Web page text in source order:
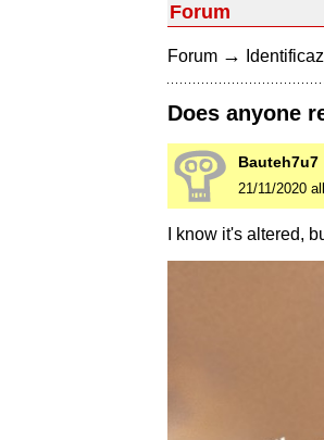
Forum
Forum →
Does anyone
Bauteh7u7
21/11/2020
I know it's altered,